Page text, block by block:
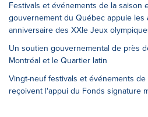
Festivals et événements de la saison
gouvernement du Québec appuie
anniversaire des XXIe Jeux
Un soutien gouvernemental de près
Montréal et le Quartier latin
Vingt-neuf festivals et événements
reçoivent l'appui du Fonds signature